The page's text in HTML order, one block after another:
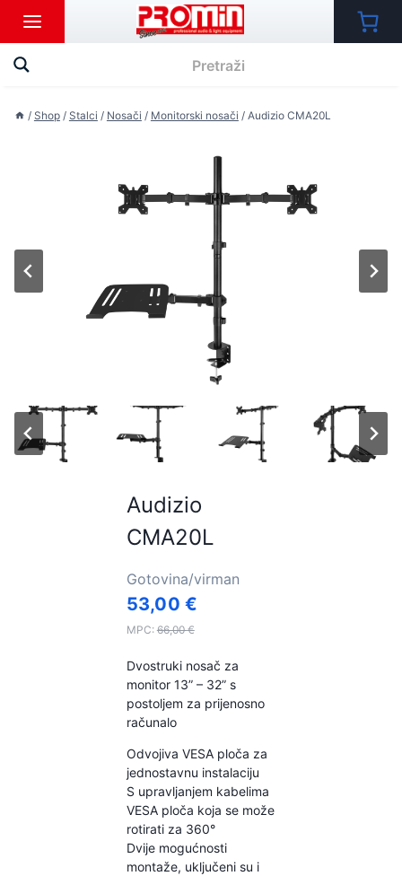
content
/ Shop / Stalci / Nosači / Monitorski nosači / Audizio CMA20L
Audizio
CMA20L
Gotovina/virman
53,00 €
MPC: 66,00€
Dvostruki nosač za
monitor 13” – 32” s
postoljem za prijenosno
računalo
Odvojiva VESA ploča za
jednostavnu instalaciju
S upravljanjem kabelima
VESA ploča koja se može
rotirati za 360°
Dvije mogućnosti
montaže, uključeni su i